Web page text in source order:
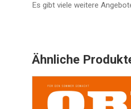
Es gibt viele weitere
Ähnliche